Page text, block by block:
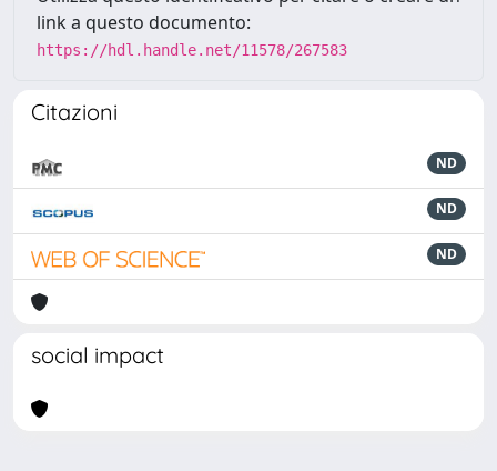
link a questo documento:
https://hdl.handle.net/11578/267583
Citazioni
ND
ND
ND
social impact